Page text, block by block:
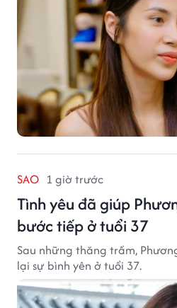
SAO 1 giờ trước
Tình yêu đã giúp
bước tiếp ở tuổi 37
Sau những thăng trầm,
lại sự bình yên ở tuổi 37.